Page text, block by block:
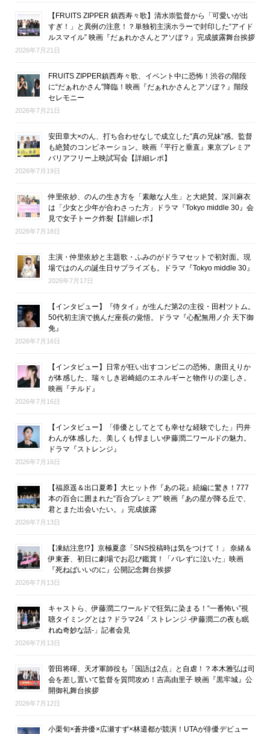
【FRUITS ZIPPER 鎮西寿々歌】清水崇監督から「可愛いが出
すぎ！」と異例の注意！？単独初主演ホラーで封印した“アイド
ルスマイル” 映画『だぁれかさんとアソぼ？』完成披露舞台挨拶
2026年7月21日
FRUITS ZIPPER鎮西寿々歌、イベント中に恐怖！渋谷の階段
に“だぁれかさん”降臨！映画『だぁれかさんとアソぼ？』階段
セレモニー
2026年7月21日
安田章大×のん、打ち合わせなしで成立した“真の兄妹”感。監督
も絶賛のコンビネーション。映画『平行と垂直』東京プレミア
バリアフリー上映試写会【詳細レポ】
2026年7月19日
仲里依紗、のんの生き方を「素敵な人生」と大絶賛。深川麻衣
は「少女と少年が合わさった方」ドラマ『Tokyo middle 30』会
見で女子トーク炸裂【詳細レポ】
2026年7月18日
主演・仲里依紗と主題歌・ふみのがドラマセットで初対面。現
場ではのんの誕生日サプライズも。ドラマ『Tokyo middle 30』
2026年7月17日
【インタビュー】『侍タイ』が生んだ第2の主役・田村ツトム。
50代初主演で挑んだ座長の覚悟。ドラマ『心配無用ノ介 天下御
免』
2026年7月16日
【インタビュー】日常が狂い出すコンビニの恐怖。唐田えりか
が体感した、瑞々しき岩崎組のエネルギーと物作りの楽しさ。
映画『チルド』
2026年7月16日
【インタビュー】「俳優としてとても幸せな経験でした」円井
わんが体感した、美しくも悍ましい伊藤潤二ワールドの魅力。
ドラマ『ストレンジ』
2026年7月16日
【福原遥＆出口夏希】大ヒット作『あの花』続編に驚き！777
本の百合に囲まれた“百合プレミア” 映画『あの星が降る丘で、
君とまた出会いたい。』完成披露
2026年7月13日
【凍結注意!?】京極夏彦「SNS投稿時は気をつけて！」 奈緒＆
伊東蒼、初日に劇場でお忍び鑑賞！「バレずに泣いた」映画
『死ねばいいのに』公開記念舞台挨拶
2026年7月13日
キャストら、伊藤潤二ワールドで狂気に染まる！“一番怖い”視
聴タイミングとは？ドラマ24「ストレンジ -伊藤潤二の夜も眠
れぬ奇妙な話-」記者会見
2026年7月13日
菅田将暉、天才軍師役も「国語は2点」と自虐！？本木雅弘は司
会を差し置いて監督を質問攻め！吉高由里子 映画『黒牢城』公
開御礼舞台挨拶
2026年7月12日
小栗旬×蒼井優×広瀬すず×林遣都が競演！UTAが俳優デビュー